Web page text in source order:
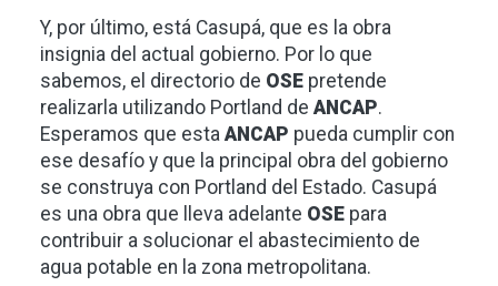
Y, por último, está Casupá, que es la obra
insignia del actual gobierno. Por lo que
sabemos, el directorio de OSE pretende
realizarla utilizando Portland de ANCAP.
Esperamos que esta ANCAP pueda cumplir con
ese desafío y que la principal obra del gobierno
se construya con Portland del Estado. Casupá
es una obra que lleva adelante OSE para
contribuir a solucionar el abastecimiento de
agua potable en la zona metropolitana.